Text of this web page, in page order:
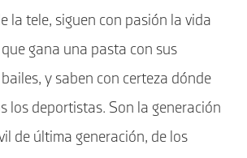
la tele, siguen con pasión la vida
gana una pasta con sus
y saben con certeza dónde
los deportistas. Son la generación
de última generación, de los